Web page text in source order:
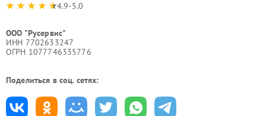
4.9-5.0
ООО "Русервис"
ИНН 7702633247
ОГРН 1077746335776
Поделиться в соц. сетях: